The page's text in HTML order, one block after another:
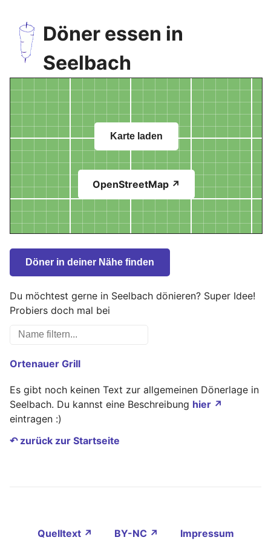
Döner essen in
Seelbach
Karte laden
OpenStreetMap ↗
Döner in deiner Nähe finden
Du möchtest gerne in Seelbach dönieren? Super Idee!
Probiers doch mal bei
Ortenauer Grill
Es gibt noch keinen Text zur allgemeinen Dönerlage in
Seelbach. Du kannst eine Beschreibung hier ↗
eintragen :)
↶ zurück zur Startseite
Quelltext ↗ BY-NC ↗
Impressum